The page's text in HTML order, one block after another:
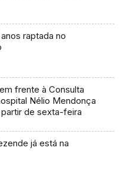
raptada no
frente à Consulta
Nélio Mendonça
de sexta-feira
já está na